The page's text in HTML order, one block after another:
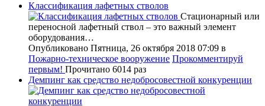
Классификация лафетных стволов
Стационарный или
переносной лафетный ствол – это важный элемент
оборудования…
Опубликовано Пятница, 26 октября 2018 07:09 в
Пожарно-техническое вооружение Прокомментируй
первым! Прочитано 6014 раз
Демпинг как средство недобросовестной конкуренции